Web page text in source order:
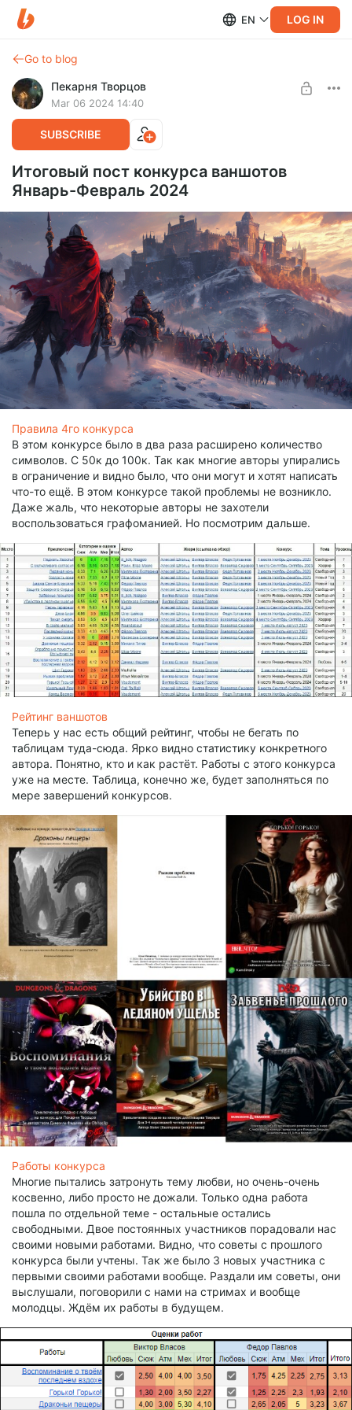
EN LOG IN
Go to blog
Пекарня Творцов
Mar 06 2024 14:40
SUBSCRIBE
Итоговый пост конкурса ваншотов
Январь-Февраль 2024
Правила 4го конкурса
В этом конкурсе было в два раза расширено количество
символов. С 50к до 100к. Так как многие авторы упирались
в ограничение и видно было, что они могут и хотят написать
что-то ещё. В этом конкурсе такой проблемы не возникло.
Даже жаль, что некоторые авторы не захотели
воспользоваться графоманией. Но посмотрим дальше.
Рейтинг ваншотов
Теперь у нас есть общий рейтинг, чтобы не бегать по
таблицам туда-сюда. Ярко видно статистику конкретного
автора. Понятно, кто и как растёт. Работы с этого конкурса
уже на месте. Таблица, конечно же, будет заполняться по
мере завершений конкурсов.
Работы конкурса
Многие пытались затронуть тему любви, но очень-очень
косвенно, либо просто не дожали. Только одна работа
пошла по отдельной теме - остальные остались
свободными. Двое постоянных участников порадовали нас
своими новыми работами. Видно, что советы с прошлого
конкурса были учтены. Так же было 3 новых участника с
первыми своими работами вообще. Раздали им советы, они
выслушали, поговорили с нами на стримах и вообще
молодцы. Ждём их работы в будущем.